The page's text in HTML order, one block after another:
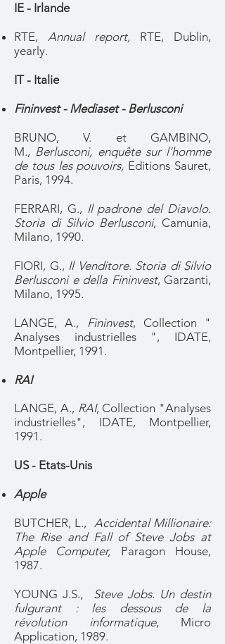
IE - Irlande
RTE, Annual report, RTE, Dublin,
yearly.
IT - Italie
Fininvest - Mediaset - Berlusconi
BRUNO, V. et GAMBINO,
M., Berlusconi, enquête sur l'homme
de tous les pouvoirs, Editions Sauret,
Paris, 1994.
FERRARI, G., Il padrone del Diavolo.
Storia di Silvio Berlusconi, Camunia,
Milano, 1990.
FIORI, G., Il Venditore. Storia di Silvio
Berlusconi e della Fininvest, Garzanti,
Milano, 1995.
LANGE, A., Fininvest, Collection "
Analyses industrielles ", IDATE,
Montpellier, 1991.
RAI
LANGE, A., RAI, Collection "Analyses
industrielles", IDATE, Montpellier,
1991.
US - Etats-Unis
Apple
BUTCHER, L., Accidental Millionaire:
The Rise and Fall of Steve Jobs at
Apple Computer, Paragon House,
1987.
YOUNG J.S., Steve Jobs. Un destin
fulgurant : les dessous de la
révolution informatique, Micro
Application, 1989.